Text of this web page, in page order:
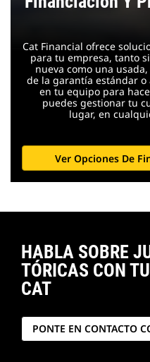
Cat Financial ofrece
para tu empresa, tanto
nueva como una
de la garantía estándar
en tu equipo para
puedes gestionar tu
lugar, en
Ver Opciones De
HABLA SOBRE
TÓRICAS CON
CAT
PONTE EN CONTACTO